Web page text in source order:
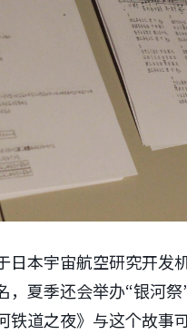
本宇宙航空研究开发
夏季还会举办“银河祭
道之夜》与这个故事